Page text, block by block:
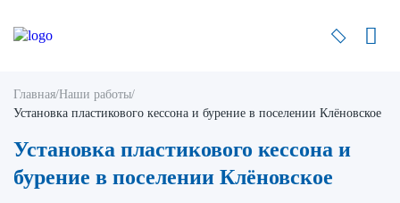
Главная/Наши работы/
Установка пластикового кессона и бурение в поселении Клёновское
Установка пластикового кессона и
бурение в поселении Клёновское